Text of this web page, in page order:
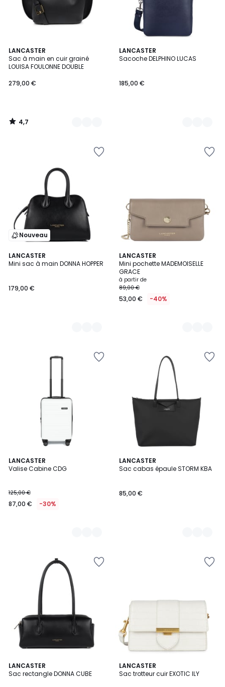
LANCASTER
Sac à main en cuir grainé
LOUISA FOULONNE DOUBLE
279,00 €
4,7
/ 5
2
Couleurs
4,7
/
LANCASTER
Sacoche DELPHINO LUCAS
185,00 €
3
Couleurs
Nouveau
LANCASTER
Mini sac à main DONNA HOPPER
179,00 €
6
Couleurs
LANCASTER
Mini pochette MADEMOISELLE
GRACE
à partir de
89,00 €
53,00 € -40%
4
Couleurs
LANCASTER
Valise Cabine CDG
125,00 €
87,00 € -30%
8
Couleurs
LANCASTER
Sac cabas épaule STORM KBA
85,00 €
4
Couleurs
LANCASTER
Sac rectangle DONNA CUBE
8
Couleurs
LANCASTER
Sac trotteur cuir EXOTIC ILY
4,7
/ 5
6
Couleurs